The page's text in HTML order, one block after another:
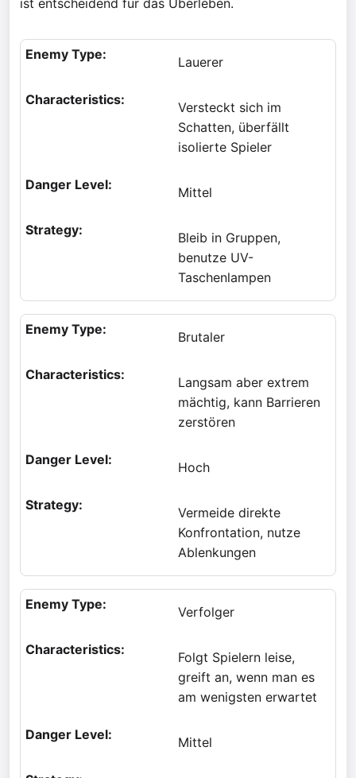
Lauerer
Versteckt sich im
Schatten, überfällt
isolierte Spieler
Mittel
Bleib in Gruppen,
benutze UV-
Taschenlampen
Brutaler
Langsam aber extrem
mächtig, kann Barrieren
zerstören
Hoch
Vermeide direkte
Konfrontation, nutze
Ablenkungen
Verfolger
Folgt Spielern leise,
greift an, wenn man es
am wenigsten erwartet
Mittel